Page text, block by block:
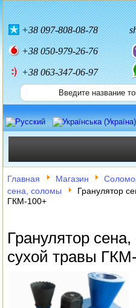
+38097-808-08-78
+38050-979-26-76
+38 063-347-06-97
ИНКУБАТОРЫ
ЗЕРНОДРОБИЛКИ
СОЛОМОРЕЗКИ
ДЛЯ ОГОРОДА
Главная Магазин
сена, соломы
Гранулятор
ГКМ-100+
Гранулятор
сухой травы